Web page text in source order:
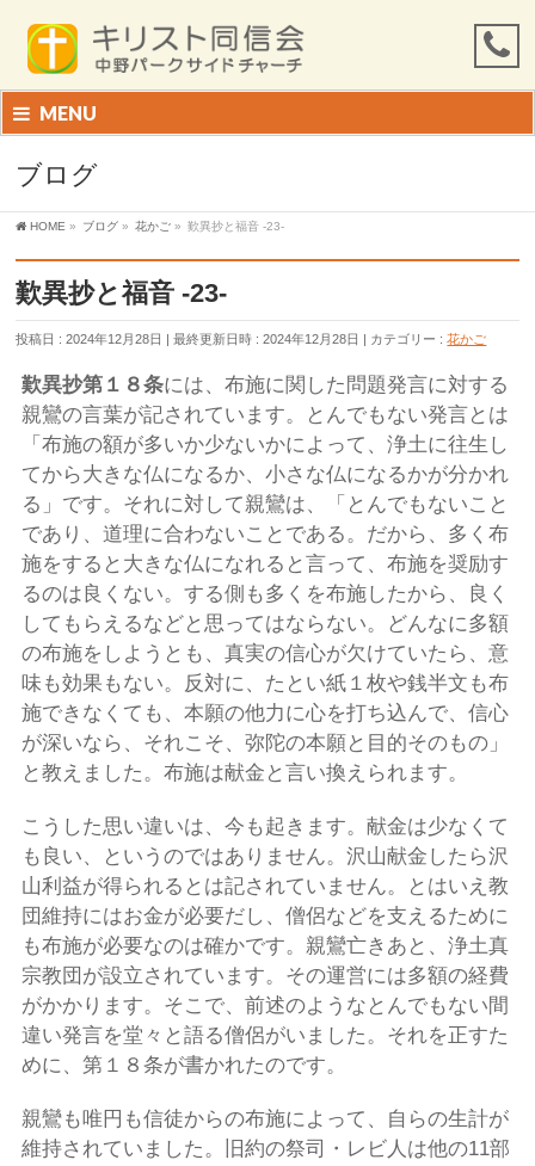
MENU
ブログ
HOME » ブログ » 花かご » 歎異抄と福音 -23-
歎異抄と福音 -23-
投稿日 : 2024年12月28日 最終更新日時 : 2024年12月28日 カテゴリー :花かご
歎異抄第１８条には、布施に関した問題発言に対する
親鸞の言葉が記されています。とんでもない発言とは
「布施の額が多いか少ないかによって、浄土に往生し
てから大きな仏になるか、小さな仏になるかが分かれ
る」です。それに対して親鸞は、「とんでもないこと
であり、道理に合わないことである。だから、多く布
施をすると大きな仏になれると言って、布施を奨励す
るのは良くない。する側も多くを布施したから、良く
してもらえるなどと思ってはならない。どんなに多額
の布施をしようとも、真実の信心が欠けていたら、意
味も効果もない。反対に、たとい紙１枚や銭半文も布
施できなくても、本願の他力に心を打ち込んで、信心
が深いなら、それこそ、弥陀の本願と目的そのもの」
と教えました。布施は献金と言い換えられます。
こうした思い違いは、今も起きます。献金は少なくて
も良い、というのではありません。沢山献金したら沢
山利益が得られるとは記されていません。とはいえ教
団維持にはお金が必要だし、僧侶などを支えるために
も布施が必要なのは確かです。親鸞亡きあと、浄土真
宗教団が設立されています。その運営には多額の経費
がかかります。そこで、前述のようなとんでもない間
違い発言を堂々と語る僧侶がいました。それを正すた
めに、第１８条が書かれたのです。
親鸞も唯円も信徒からの布施によって、自らの生計が
維持されていました。旧約の祭司・レビ人は他の11部